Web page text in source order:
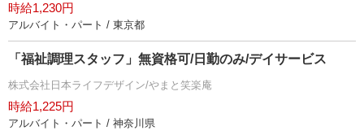
時給1,230円
アルバイト・パート / 東京都
「福祉調理スタッフ」無資格可/日勤のみ/デイサービス
株式会社日本ライフデザイン/やまと笑楽庵
時給1,225円
アルバイト・パート / 神奈川県